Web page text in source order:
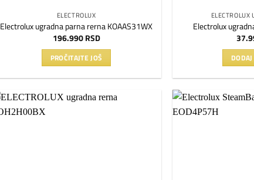
ELECTROLUX
Electrolux ugradna parna rerna KOAAS31WX
196.990RSD
PROČITAJTE JOŠ
ELECTROLUX
Electrolux